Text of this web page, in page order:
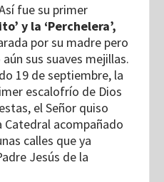
fue su primer
y la ‘Perchelera’,
por su madre pero
sus suaves mejillas.
19 de septiembre, la
escalofrío de Dios
el Señor quiso
Catedral acompañado
calles que ya
Jesús de la